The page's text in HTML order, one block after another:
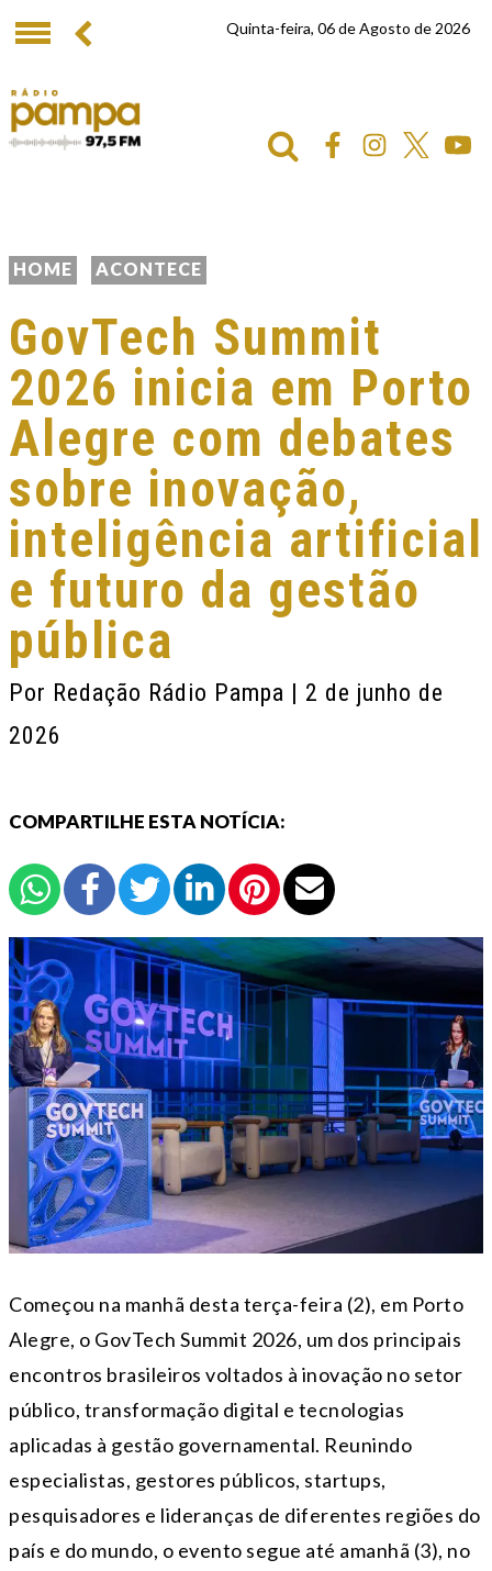
Quinta-feira, 06 de Agosto de 2026
HOME ACONTECE
GovTech Summit
2026 inicia em Porto
Alegre com debates
sobre inovação,
inteligência artificial
e futuro da gestão
pública
Por Redação Rádio Pampa | 2 de junho de
2026
COMPARTILHE ESTA NOTÍCIA:
Começou na manhã desta terça-feira (2), em Porto
Alegre, o GovTech Summit 2026, um dos principais
encontros brasileiros voltados à inovação no setor
público, transformação digital e tecnologias
aplicadas à gestão governamental. Reunindo
especialistas, gestores públicos, startups,
pesquisadores e lideranças de diferentes regiões do
país e do mundo, o evento segue até amanhã (3), no